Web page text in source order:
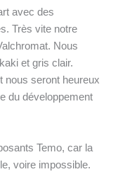
avec des
Très vite notre
Nous
et gris clair.
nous seront heureux
du développement
Temo, car la
voire impossible.